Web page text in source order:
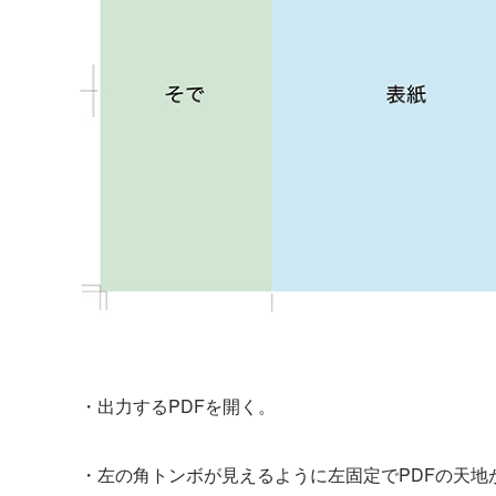
・出力するPDFを開く。
・左の角トンボが見えるように左固定でPDFの天地